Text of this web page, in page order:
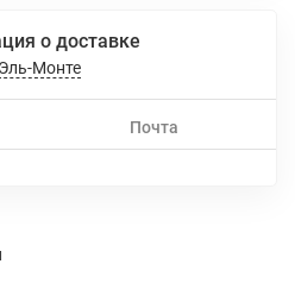
о доставке
Эль-Монте
Почта